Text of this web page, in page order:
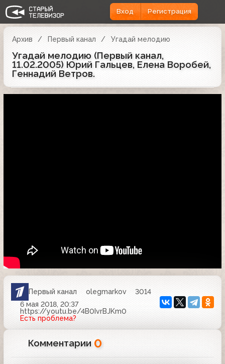
Вход Регистрация
Архив Первый канал Угадай мелодию
Угадай мелодию (Первый канал,
11.02.2005) Юрий Гальцев, Елена Воробей,
Геннадий Ветров.
Первый канал olegmarkov
3014
6 мая 2018, 20:37
https://youtu.be/4B0IvrBJKm0
Есть проблема?
Комментарии 0